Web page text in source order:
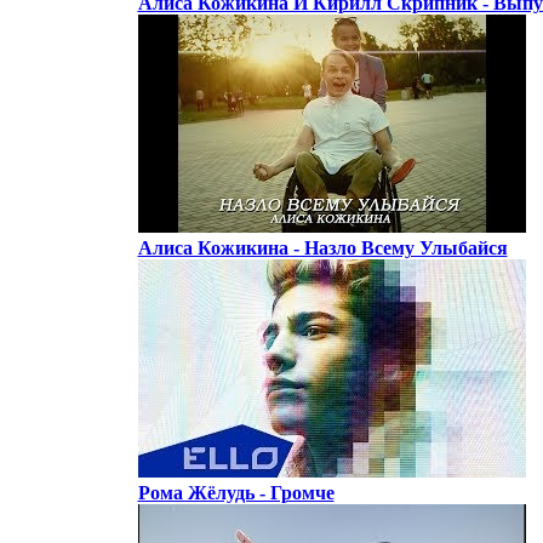
Алиса Кожикина - Назло Всему Улыбайся
Рома Жёлудь - Громче